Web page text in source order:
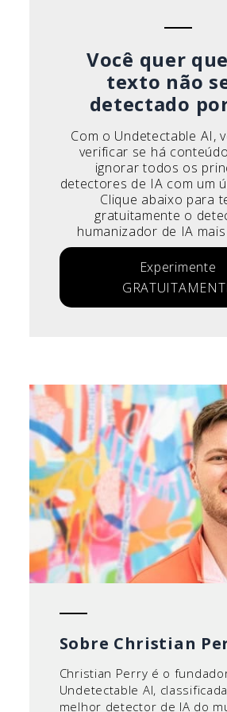
Você quer
texto não
detectado
Com o Undetectable AI,
verificar se há
ignorar todos os
detectores de IA com um
Clique abaixo para
gratuitamente o
humanizador de IA
Experimente
Sobre Christian
Christian Perry é o
Undetectable AI,
melhor detector de IA do